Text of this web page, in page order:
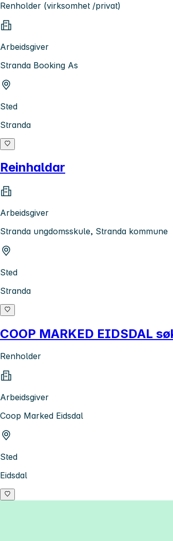
Renholder (virksomhet /privat)
Arbeidsgiver
Stranda Booking As
Sted
Stranda
Reinhaldar
Arbeidsgiver
Stranda ungdomsskule, Stranda kommune
Sted
Stranda
COOP MARKED EIDSDAL
Renholder
Arbeidsgiver
Coop Marked Eidsdal
Sted
Eidsdal